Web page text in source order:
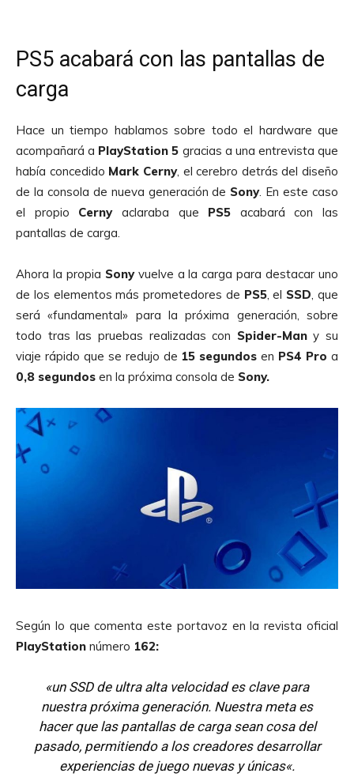
PS5 acabará con las pantallas de
carga
Hace un tiempo hablamos sobre todo el hardware que
acompañará a PlayStation 5 gracias a una entrevista que
había concedido Mark Cerny, el cerebro detrás del diseño
de la consola de nueva generación de Sony. En este caso
el propio Cernyaclaraba que PS5 acabará con las
pantallas de carga.
Ahora la propia Sonyvuelve a la carga para destacar uno
de los elementos más prometedores de PS5, el SSD , que
será «fundamental» para la próxima generación, sobre
todo tras las pruebas realizadas con Spider-Many su
viaje rápido que se redujo de 15 segundos en PS4 Pro a
0,8 segundos en la próxima consola de Sony.
Según lo que comenta este portavoz en la revista oficial
PlayStation número 162:
«un SSD de ultra alta velocidad es clave para
nuestra próxima generación. Nuestra meta es
hacer que las pantallas de carga sean cosa del
pasado, permitiendo a los creadores desarrollar
experiencias de juego nuevas y únicas«.